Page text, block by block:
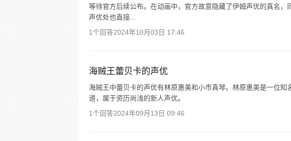
等待官方后续公布。在动画中，官方故意隐藏了伊姆声优的真名
声优处也直接...
1个回答2024年10月03日 17:46
海贼王蕾贝卡的声优
海贼王中蕾贝卡的声优有林原惠美和小市真琴。林原惠美是一位
道，属于资历尚浅的新人声优。
1个回答2024年09月13日 09:46